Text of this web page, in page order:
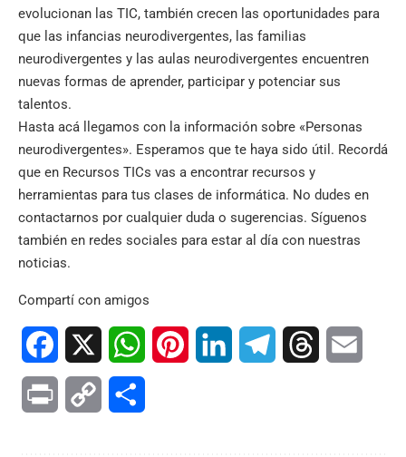
evolucionan las TIC, también crecen las oportunidades para
que las infancias neurodivergentes, las familias
neurodivergentes y las aulas neurodivergentes encuentren
nuevas formas de aprender, participar y potenciar sus
talentos.
Hasta acá llegamos con la información sobre «Personas
neurodivergentes». Esperamos que te haya sido útil. Recordá
que en Recursos TICs vas a encontrar recursos y
herramientas para tus clases de informática. No dudes en
contactarnos por cualquier duda o sugerencias. Síguenos
también en redes sociales para estar al día con nuestras
noticias.
Compartí con amigos
Facebook WhatsAppPinterest LinkedIn TelegramThreads
Print Copy